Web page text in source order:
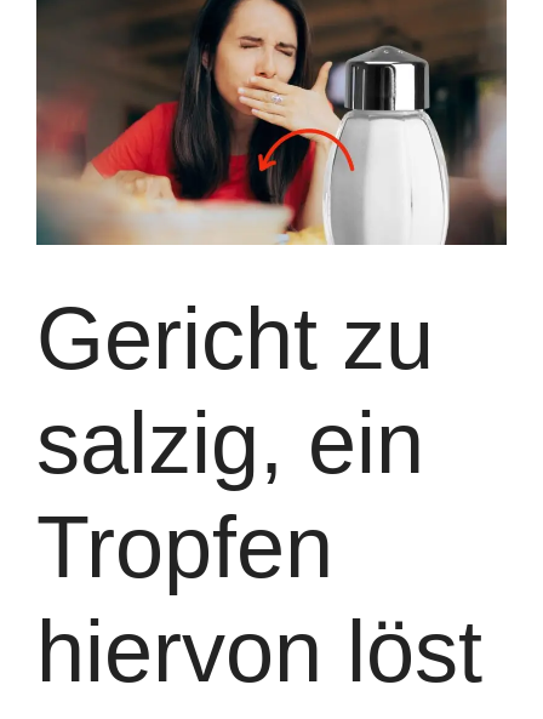
Gericht zu
salzig, ein
Tropfen
hiervon löst